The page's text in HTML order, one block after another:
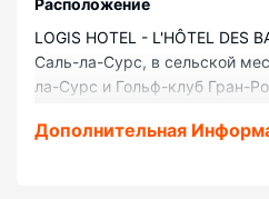
Pасположение
LOGIS HOTEL - L'HÔTEL DES
Саль-ла-Сурс, в сельской
ла-Сурс и Гольф-клуб Гран-
гольфа — вариант с
Дополнительная